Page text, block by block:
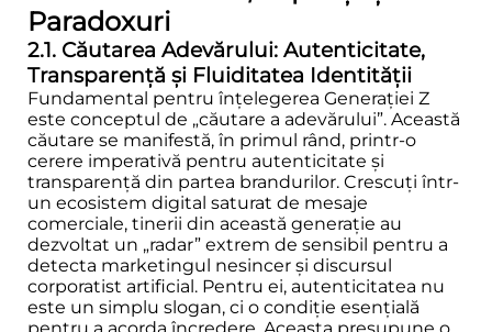
Paradoxuri
2.1. Căutarea Adevărului: Autenticitate,
Transparență și Fluiditatea Identității
Fundamental pentru înțelegerea Generației Z
este conceptul de „căutare a adevărului”. Această
căutare se manifestă, în primul rând, printr-o
cerere imperativă pentru autenticitate și
transparență din partea brandurilor. Crescuți într-
un ecosistem digital saturat de mesaje
comerciale, tinerii din această generație au
dezvoltat un „radar” extrem de sensibil pentru a
detecta marketingul nesincer și discursul
corporatist artificial. Pentru ei, autenticitatea nu
este un simplu slogan, ci o condiție esențială